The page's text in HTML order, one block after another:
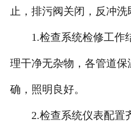
止，排污阀关闭，反冲洗
1.检查系统检修工作
理干净无杂物，各管道
确，照明良好。
2.检查系统仪表配置齐